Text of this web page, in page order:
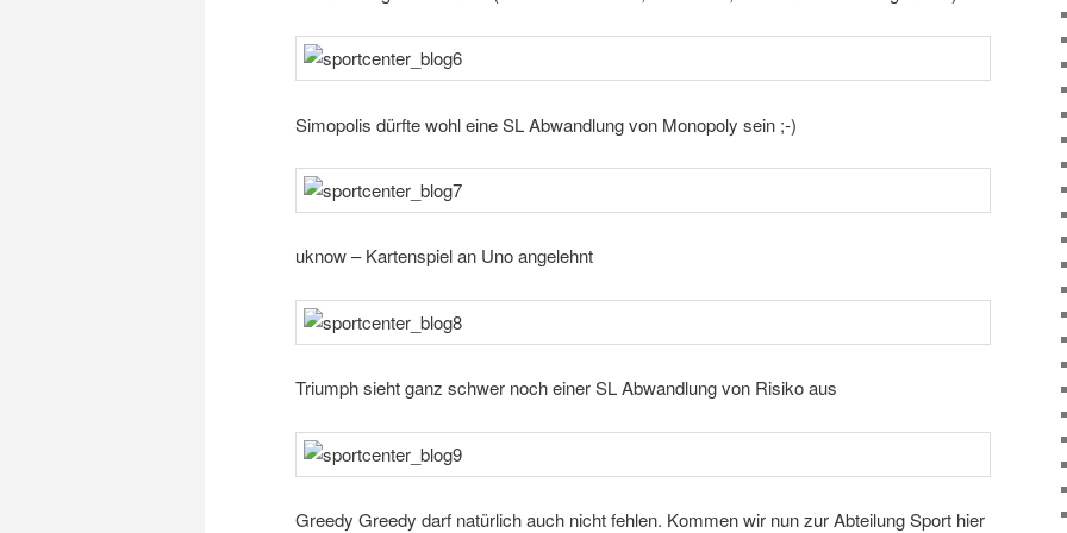
Simopolis dürfte wohl eine SL Abwandlung von Monopoly sein ;-)
uknow – Kartenspiel an Uno angelehnt
Triumph sieht ganz schwer noch einer SL Abwandlung von Risiko aus
Greedy Greedy darf natürlich auch nicht fehlen. Kommen wir nun zur Abteilung Sport hier